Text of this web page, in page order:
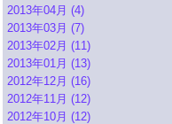
2013年04月 (4)
2013年03月 (7)
2013年02月 (11)
2013年01月 (13)
2012年12月 (16)
2012年11月 (12)
2012年10月 (12)